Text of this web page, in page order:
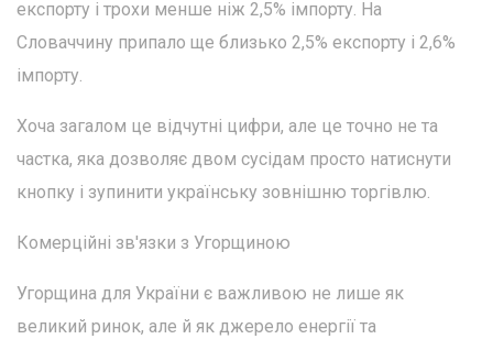
експорту і трохи менше ніж 2,5% імпорту. На
Словаччину припало ще близько 2,5% експорту і 2,6%
імпорту.
Хоча загалом це відчутні цифри, але це точно не та
частка, яка дозволяє двом сусідам просто натиснути
кнопку і зупинити українську зовнішню торгівлю.
Комерційні зв'язки з Угорщиною
Угорщина для України є важливою не лише як
великий ринок, але й як джерело енергії та